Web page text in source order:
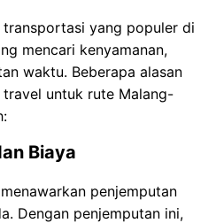
yang populer di
mencari kenyamanan,
waktu. Beberapa alasan
untuk rute Malang-
Biaya
penjemputan
Dengan penjemputan ini,